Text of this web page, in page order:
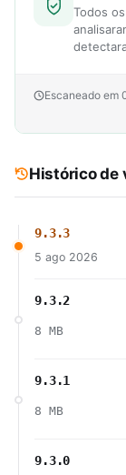
Todos
Escaneado em
Histórico de
9.3.3
5 ago 2026
9.3.2
8 MB
9.3.1
8 MB
9.3.0